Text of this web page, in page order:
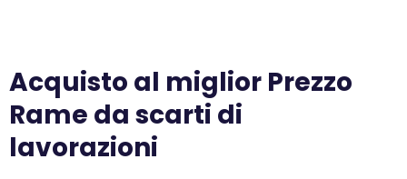
Acquisto al miglior Prezzo
Rame da scarti di
lavorazioni